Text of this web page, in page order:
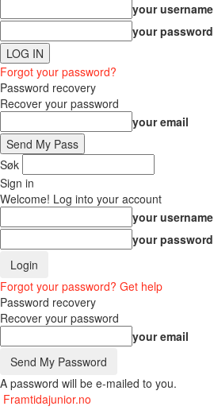
your username
your password
Forgot your password?
Password recovery
Recover your password
your email
Søk
Sign in
Welcome! Log into your account
your username
your password
Forgot your password? Get help
Password recovery
Recover your password
your email
A password will be e-mailed to you.
Framtidajunior.no